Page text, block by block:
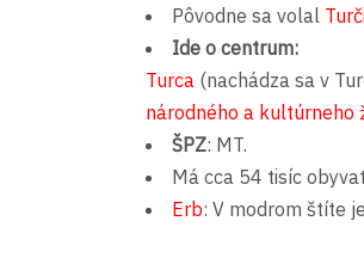
Pôvodne sa volal
Ide o centrum:
Turca (nachádza sa v
národného a kultúrneho
ŠPZ: MT.
Má cca 54 tisíc
Erb: V modrom štíte